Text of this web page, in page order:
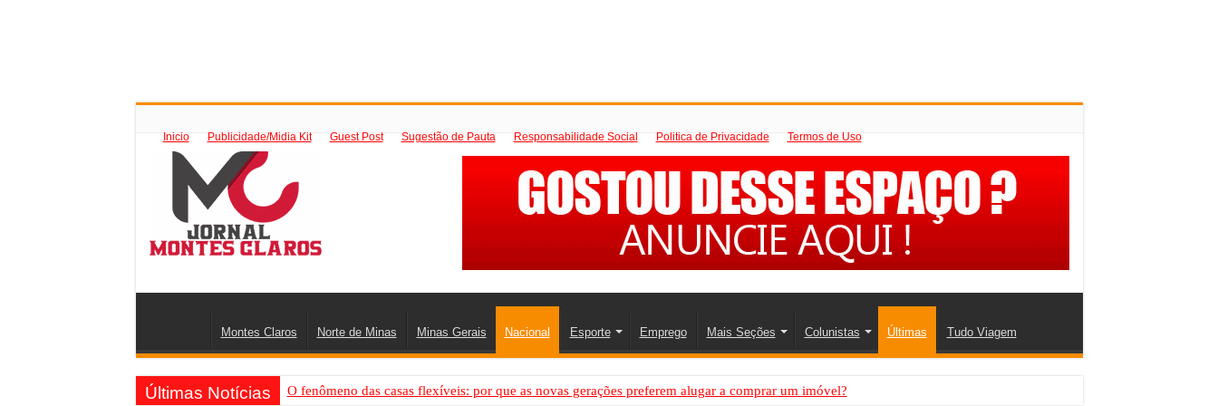
Inicio Publicidade/Midia Kit Guest Post Sugestão de Pauta Responsabilidade Social Politica de Privacidade Termos de Uso
Montes Claros Norte de Minas Minas Gerais Nacional Esporte Emprego Mais Seções Colunistas Últimas Tudo Viagem
Últimas Notícias O fenômeno das casas flexíveis: por que as novas gerações preferem alugar a comprar um imóvel?